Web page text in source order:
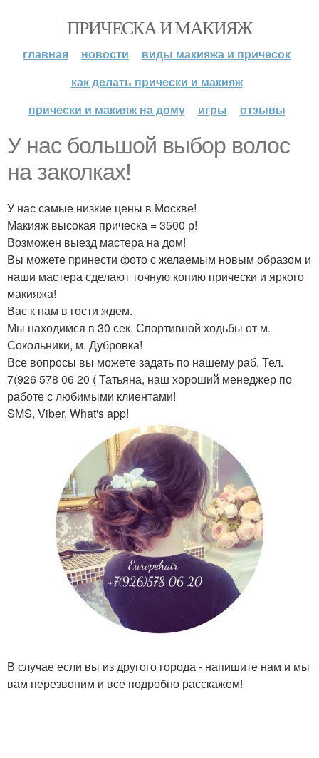
ПРИЧЕСКА И МАКИЯЖ
главная новости
виды макияжа и причесок
как делать прически и макияж
прически и макияж на дому
игры отзывы
У нас большой выбор волос
на заколках!
У нас самые низкие цены в Москве!
Макияж высокая прическа = 3500 р!
Возможен выезд мастера на дом!
Вы можете принести фото с желаемым новым образом и
наши мастера сделают точную копию прически и яркого
макияжа!
Вас к нам в гости ждем.
Мы находимся в 30 сек. Спортивной ходьбы от м.
Сокольники, м. Дубровка!
Все вопросы вы можете задать по нашему раб. Тел.
7(926 578 06 20 ( Татьяна, наш хороший менеджер по
работе с любимыми клиентами!
SMS, Viber, What's app!
В случае если вы из другого города - напишите нам и мы
вам перезвоним и все подробно расскажем!